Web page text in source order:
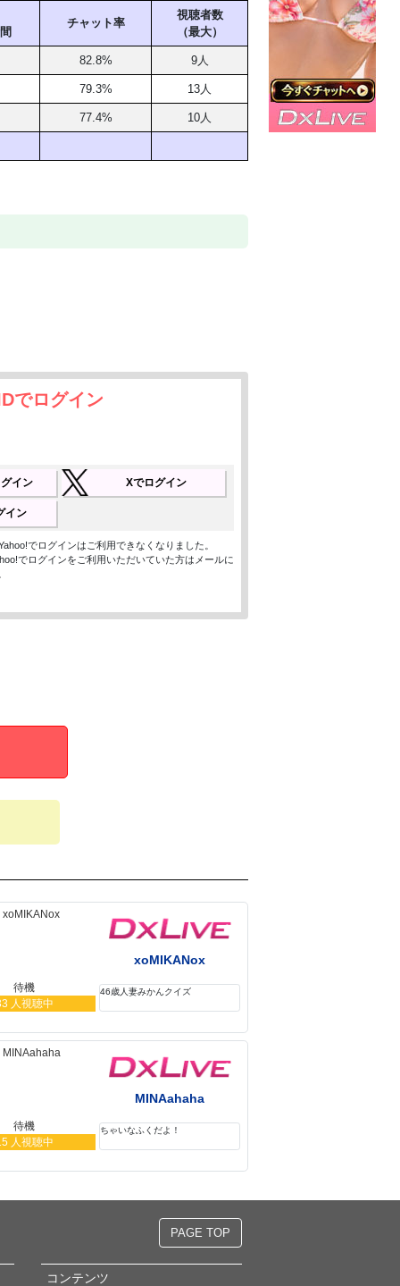
のビタミンになれて
思ってもらえますように..
ろしくお願いします。
チャット率
視聴者数
（最大）
82.8% 9人
79.3% 13人
77.4% 10人
でログイン
イン Xでログイン
イン
でログインはご利用できなくなりました。
でログインをご利用いただいていた方はメールに
待機
人視聴中
xoMIKANox
46歳人妻みかんクイズ
待機
人視聴中
MINAahaha
ちゃいなふくだよ！
PAGE TOP
コンテンツ